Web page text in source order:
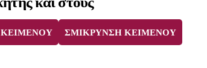
ΣΜΙΚΡΥΝΣΗ ΚΕΙΜΕΝΟΥ